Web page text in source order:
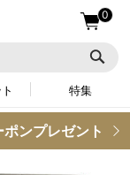
0
特集
ンプレゼント